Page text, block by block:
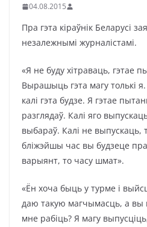
04.08.2015
Пра гэта кіраўнік Беларусі
незалежнымі журналістамі.
«Я не буду хітраваць, гэтае
Вырашыць гэта магу толькі
калі гэта будзе. Я гэтае
разглядаў. Калі яго
выбараў. Калі не выпускаць,
бліжэйшы час вы будзеце
варыянт, то часу шмат».
«Ён хоча быць у турме і
даю такую магчымасць, а вы
мне рабіць? Я магу